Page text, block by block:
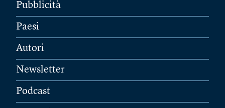
Pubblicità
Paesi
Autori
Newsletter
Podcast